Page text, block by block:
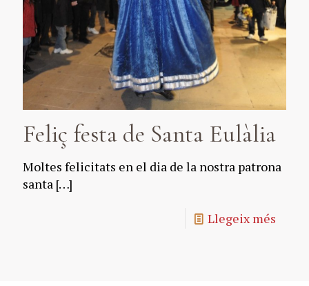
Feliç festa de Santa Eulàlia
Moltes felicitats en el dia de la nostra patrona
santa […]
Llegeix més